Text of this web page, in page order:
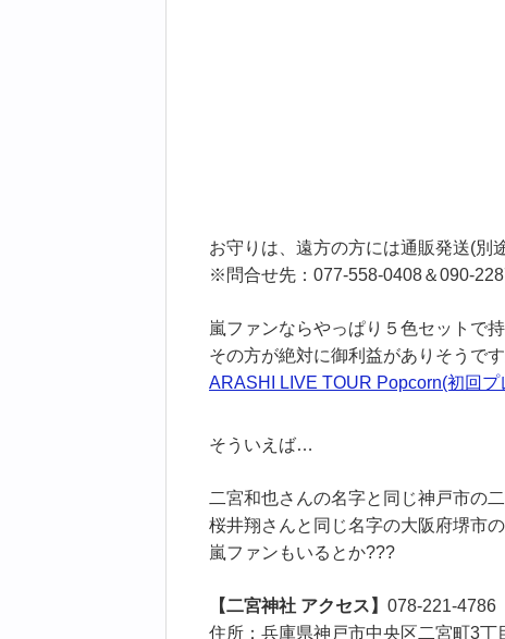
お守りは、遠方の方には通販発送(別
※問合せ先：077-558-0408＆090-
嵐ファンならやっぱり５色セットで
その方が絶対に御利益がありそうです
ARASHI LIVE TOUR Popcorn(初回
そういえば…
二宮和也さんの名字と同じ神戸市の
桜井翔さんと同じ名字の大阪府堺市
嵐ファンもいるとか???
【二宮神社 アクセス】 078-221-4786
住所：兵庫県神戸市中央区二宮町3丁